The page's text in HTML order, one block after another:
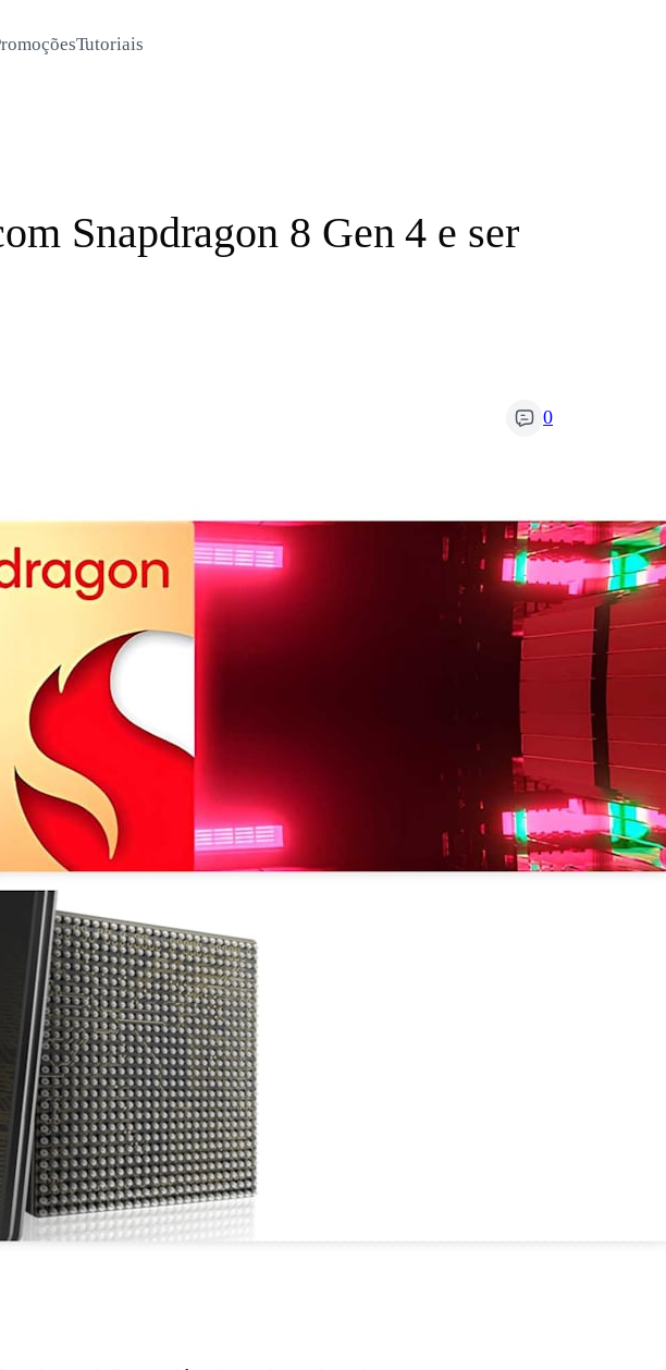
Tutoriais
Snapdragon 8 Gen 4 e ser
0